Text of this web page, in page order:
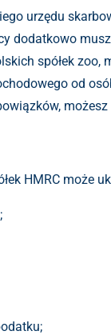
urzędu
dodatkowo
spółek zoo,
od
HMRC może